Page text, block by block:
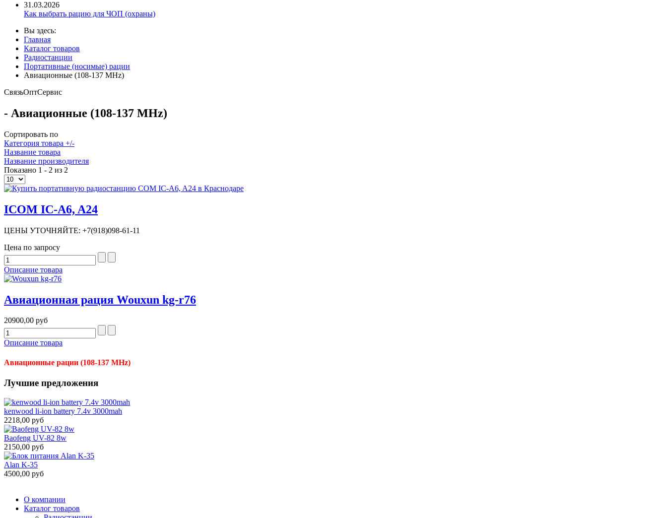
31.03.2026
Как выбрать рацию для ЧОП (охраны)
Вы здесь:
Главная
Каталог товаров
Радиостанции
Портативные (носимые) рации
Авиационные (108-137 MHz)
СвязьОптСервис
- Авиационные (108-137 MHz)
Сортировать по
Категория товара +/-
Название товара
Название производителя
Показано 1 - 2 из 2
ICOM IC-A6, A24
ЦЕНЫ УТОЧНЯЙТЕ: +7(918)098-61-11
Цена по запросу
Описание товара
Авиационная рация Wouxun kg-r76
20900,00 руб
Описание товара
Авиационные рации (108-137 MHz)
Лучшие предложения
kenwood li-ion battery 7.4v 3000mah
2218,00 руб
Baofeng UV-82 8w
2150,00 руб
Alan K-35
4500,00 руб
О компании
Каталог товаров